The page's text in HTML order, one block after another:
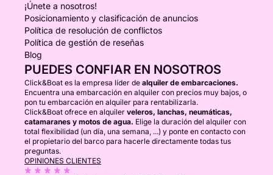
¡Únete a nosotros!
Posicionamiento y clasificación de anuncios
Política de resolución de conflictos
Política de gestión de reseñas
Blog
PUEDES CONFIAR EN NOSOTROS
Click&Boat es la empresa líder de alquiler de embarcaciones.
Encuentra una embarcación en alquiler con precios muy bajos, o
pon tu embarcación en alquiler para rentabilizarla.
Click&Boat ofrece en alquiler veleros, lanchas, neumáticas,
catamaranes y motos de agua. Elige la duración del alquiler con
total flexibilidad (un día, una semana, ...) y ponte en contacto con
el propietario del barco para hacerle directamente todas tus
preguntas.
OPINIONES CLIENTES